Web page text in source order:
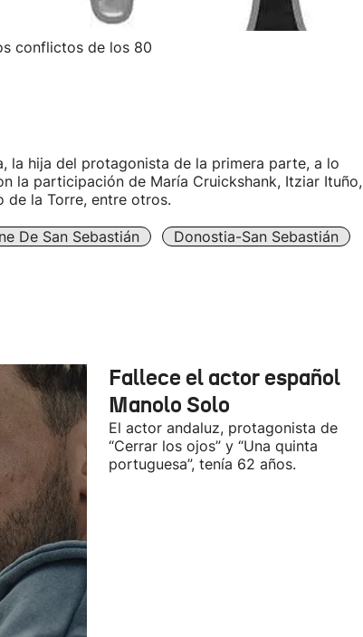
conflictos de los 80
la hija del protagonista de la primera parte, a lo
la participación de María Cruickshank, Itziar Ituño,
de la Torre, entre otros.
De San Sebastián
Donostia-San Sebastián
Fallece el actor español
Manolo Solo
El actor andaluz, protagonista de
“Cerrar los ojos” y “Una quinta
portuguesa”, tenía 62 años.